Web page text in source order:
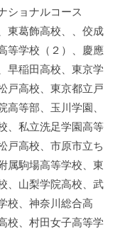
ショナルコース
東葛飾高校、、佼成
等学校（２）、慶應
早稲田高校、東京学
戸高校、東京都立戸
等部、玉川学園、
、私立洗足学園高等
戸高校、市原市立ち
属駒場高等学校、東
、山梨学院高校、武
校、神奈川総合高
校、村田女子高等学